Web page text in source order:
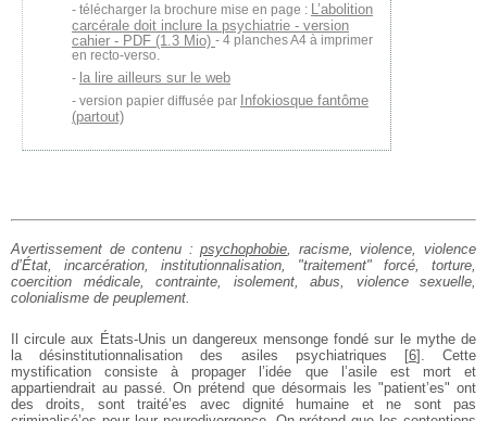
télécharger la brochure mise en page : L’abolition
carcérale doit inclure la psychiatrie - version
cahier - PDF (1.3 Mio) - 4 planches A4 à imprimer
en recto-verso.
la lire ailleurs sur le web
version papier diffusée par Infokiosque fantôme
(partout)
Avertissement de contenu :psychophobie, racisme, violence, violence
d’État, incarcération, institutionnalisation, "traitement" forcé, torture,
coercition médicale, contrainte, isolement, abus, violence sexuelle,
colonialisme de peuplement.
Il circule aux États-Unis un dangereux mensonge fondé sur le mythe de
la désinstitutionnalisation des asiles psychiatriques [6] . Cette
mystification consiste à propager l’idée que l’asile est mort et
appartiendrait au passé. On prétend que désormais les "patient’es" ont
des droits, sont traité’es avec dignité humaine et ne sont pas